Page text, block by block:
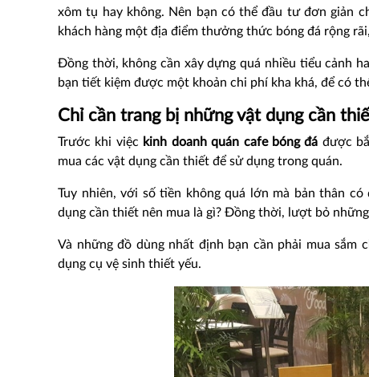
xôm tụ hay không. Nên bạn có thể đầu tư đơn giản
khách hàng một địa điểm thưởng thức bóng đá rộng
Đồng thời, không cần xây dựng quá nhiều tiểu cảnh
bạn tiết kiệm được một khoản chi phí kha khá, để có
Chỉ cần trang bị những vật dụng cần
Trước khi việc kinh doanh quán cafe bóng đá được
mua các vật dụng cần thiết để sử dụng trong quán.
Tuy nhiên, với số tiền không quá lớn mà bản thân
dụng cần thiết nên mua là gì? Đồng thời, lượt bỏ
Và những đồ dùng nhất định bạn cần phải mua sắm
dụng cụ vệ sinh thiết yếu.